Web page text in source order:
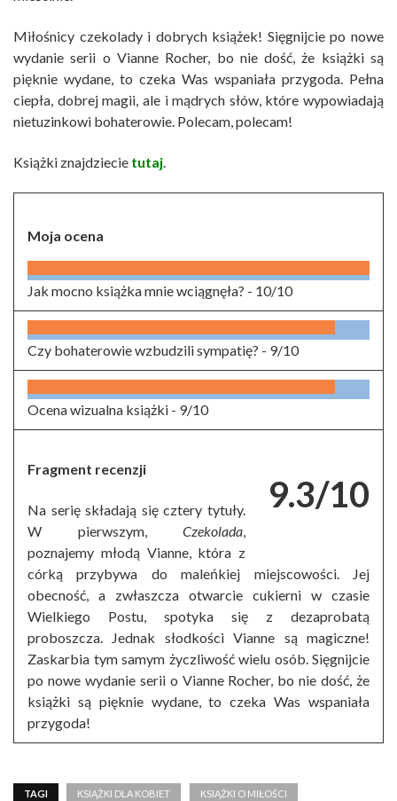
Miłośnicy czekolady i dobrych książek! Sięgnijcie po nowe
wydanie serii o Vianne Rocher, bo nie dość, że książki są
pięknie wydane, to czeka Was wspaniała przygoda. Pełna
ciepła, dobrej magii, ale i mądrych słów, które wypowiadają
nietuzinkowi bohaterowie. Polecam, polecam!
Książki znajdziecie tutaj
Moja ocena
Jak mocno książka mnie wciągnęła? - 10/10
Czy bohaterowie wzbudzili sympatię? - 9/10
Ocena wizualna książki - 9/10
9.3/10
Fragment recenzji
Na serię składają się cztery tytuły.
W pierwszym, Czekolada
poznajemy młodą Vianne, która z
córką przybywa do maleńkiej miejscowości. Jej
obecność, a zwłaszcza otwarcie cukierni w czasie
Wielkiego Postu, spotyka się z dezaprobatą
proboszcza. Jednak słodkości Vianne są magiczne!
Zaskarbia tym samym życzliwość wielu osób. Sięgnijcie
po nowe wydanie serii o Vianne Rocher, bo nie dość, że
książki są pięknie wydane, to czeka Was wspaniała
przygoda!
TAGI KSIĄŻKI DLA KOBIET KSIĄŻKI O MIŁOŚCI